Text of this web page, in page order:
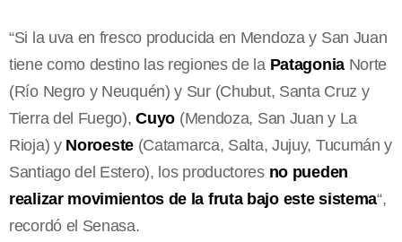
“Si la uva en fresco producida en Mendoza y San Juan
tiene como destino las regiones de la PatagoniaNorte
(Río Negro y Neuquén) y Sur (Chubut, Santa Cruz y
Tierra del Fuego),Cuyo (Mendoza, San Juan y La
Rioja) y Noroeste(Catamarca, Salta, Jujuy, Tucumán y
Santiago del Estero), los productores no pueden
realizar movimientos de la fruta bajo este sistema“,
recordó el Senasa.